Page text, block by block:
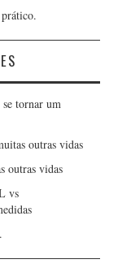
tornar um
outras vidas
outras vidas
vs